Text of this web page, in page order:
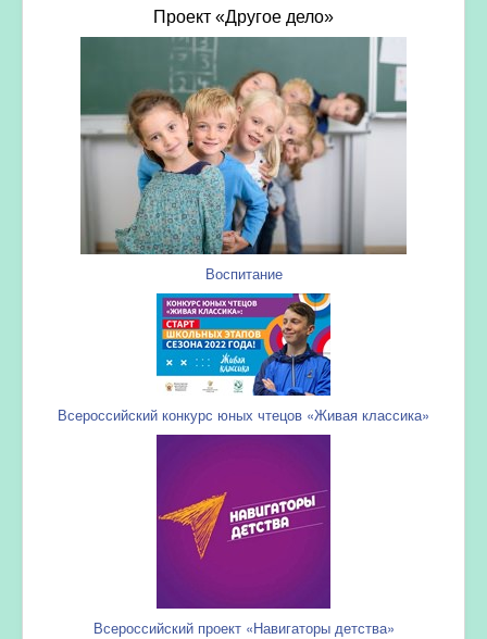
Проект «Другое дело»
Воспитание
Всероссийский конкурс юных чтецов «Живая классика»
Всероссийский проект «Навигаторы детства»